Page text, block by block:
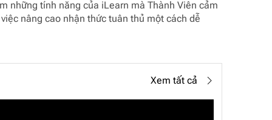
những tính năng của iLearn mà Thành Viên cảm
nâng cao nhận thức tuân thủ một cách dễ
Xem tất cả